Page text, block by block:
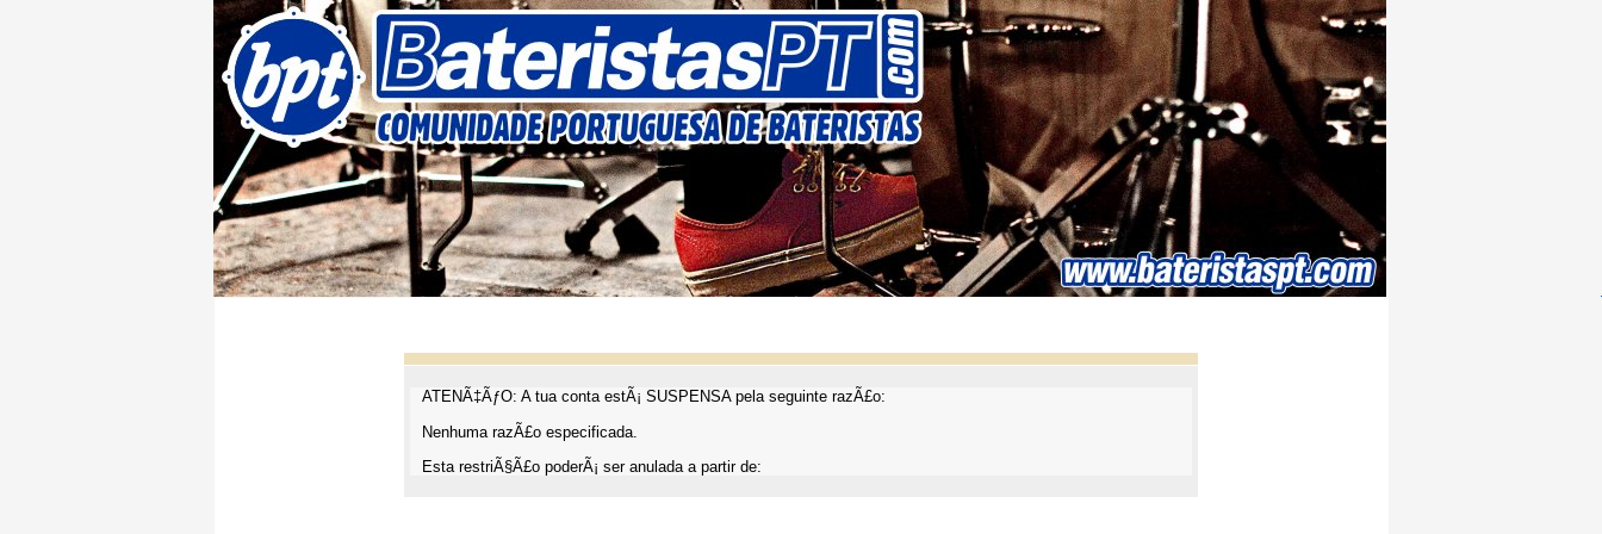
ATENÃ‡ÃƒO: A tua conta estÃ¡ SUSPENSA pela seguinte razÃ£o:
Nenhuma razÃ£o especificada.
Esta restriÃ§Ã£o poderÃ¡ ser anulada a partir de: